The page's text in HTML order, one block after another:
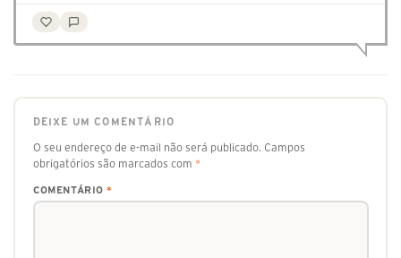
DEIXE UM COMENTÁRIO
O seu endereço de e-mail não será publicado. Campos
obrigatórios são marcados com *
COMENTÁRIO *